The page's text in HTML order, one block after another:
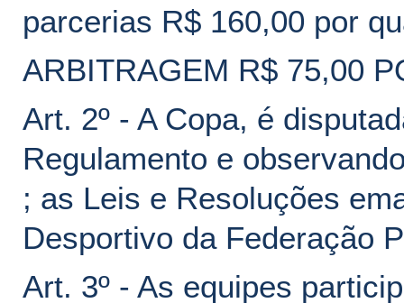
parcerias R$ 160,00 por
ARBITRAGEM R$ 75,00
Art. 2º - A Copa, é
Regulamento e
; as Leis e Resoluções
Desportivo da Federação
Art. 3º - As equipes